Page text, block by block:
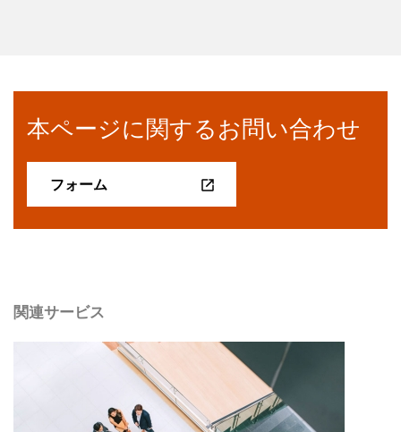
本ページに関するお問い合わせ
フォーム
関連サービス